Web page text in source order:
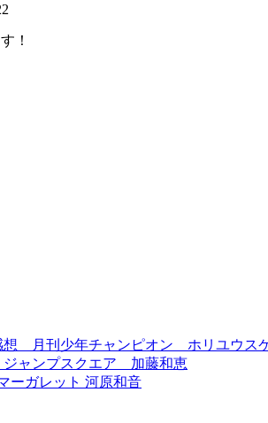
！
想 月刊少年チャンピオン ホリユウス
ジャンプスクエア 加藤和恵
ーガレット 河原和音